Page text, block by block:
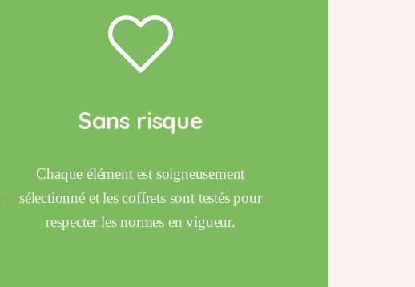
Sans risque
Chaque élément est soigneusement
sélectionné et les coffrets sont testés pour
respecter les normes en vigueur.